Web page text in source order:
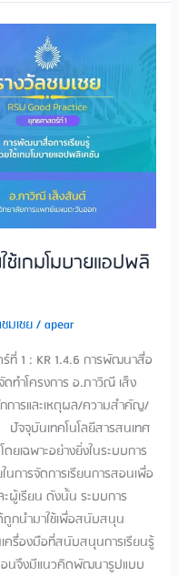
เกมโมบายแอปพลิ
มเชย/apear
ที่ 1 : KR 1.4.6 การพัฒนาสื่อ
ดทำโครงการ​ อ.ภาวิณี เส็ง
ารและเหตุผล/ความสำคัญ/
จุบันเทคโนโลยีสารสนเทศ
เฉพาะอย่างยิ่งในระบบการ
นการจัดการเรียนการสอนเพื่อ
ผู้เรียน ดังนั้น ระบบการ
ถูกนำมาใช้เพื่อสนับสนุน
เครื่องมือที่สนับสนุนการเรียนรู้
อนจึงมีแนวคิดพัฒนารูปแบบ